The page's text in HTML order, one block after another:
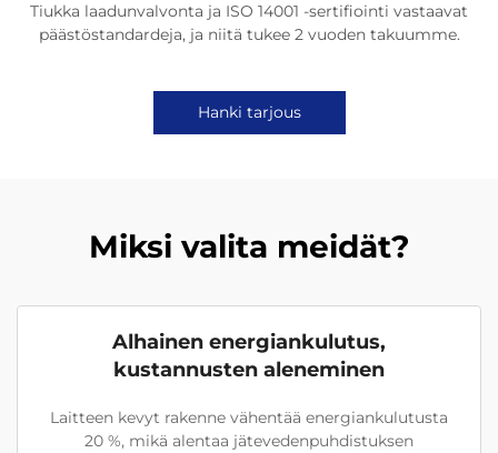
Tiukka laadunvalvonta ja ISO 14001 -sertifiointi vastaavat
päästöstandardeja, ja niitä tukee 2 vuoden takuumme.
Hanki tarjous
Miksi valita meidät?
Alhainen energiankulutus,
kustannusten aleneminen
Laitteen kevyt rakenne vähentää energiankulutusta
20 %, mikä alentaa jätevedenpuhdistuksen